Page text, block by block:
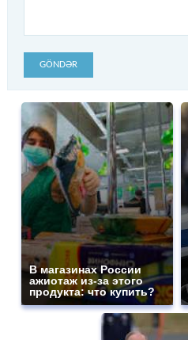
GÖNDƏR
В магазинах России
ажиотаж из-за этого
продукта: что купить?